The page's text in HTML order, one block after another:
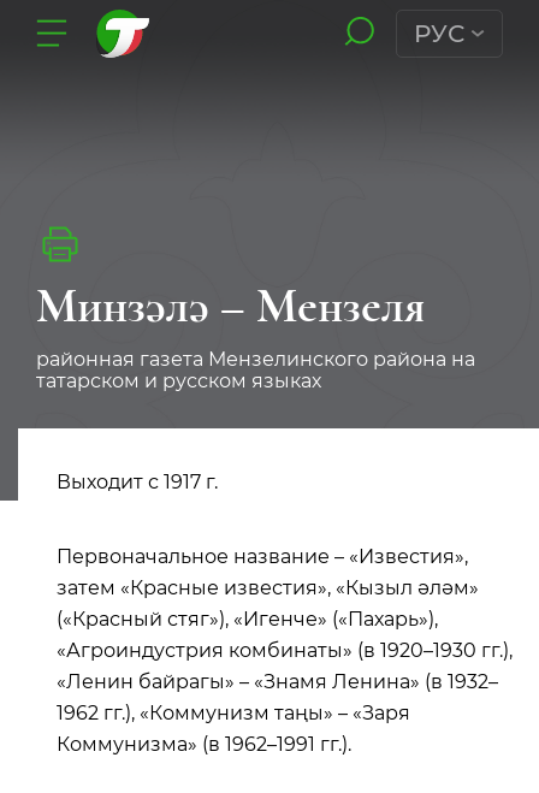
РУС
Минзәлә – Мензеля
районная газета Мензелинского района на
татарском и русском языках
Выходит с 1917 г.
Первоначальное название – «Известия»,
затем «Красные известия», «Кызыл әләм»
(«Красный стяг»), «Игенче» («Пахарь»),
«Агроиндустрия комбинаты» (в 1920–1930 гг.),
«Ленин байрагы» – «Знамя Ленина» (в 1932–
1962 гг.), «Коммунизм таңы» – «Заря
Коммунизма» (в 1962–1991 гг.).